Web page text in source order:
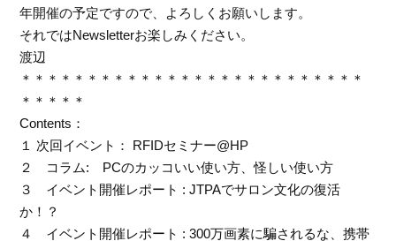
年開催の予定ですので、よろしくお願いします。
それではNewsletterお楽しみください。
渡辺
＊＊＊＊＊＊＊＊＊＊＊＊＊＊＊＊＊＊＊＊＊＊＊＊＊＊
＊＊＊＊＊
Contents：
１ 次回イベント： RFIDセミナー@HP
２ コラム: PCのカッコいい使い方、怪しい使い方
３ イベント開催レポート : JTPAでサロン文化の復活
か！？
４ イベント開催レポート : 300万画素に騙されるな、携帯